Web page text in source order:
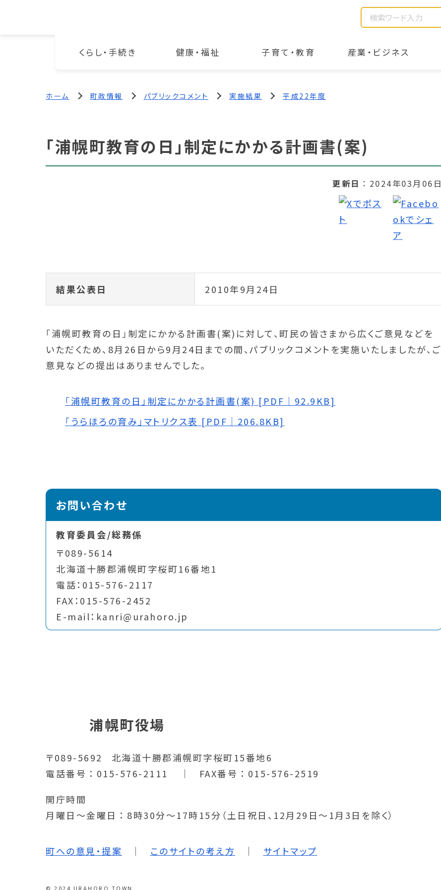
くらし・手続き 健康・福祉 子育て・教育 産業・ビジネス
ホーム 町政情報 パブリックコメント 実施結果 平成22年度
「浦幌町教育の日」制定にかかる計画書(案)
更新日 2024年03月06日
結果公表日 2010年9月24日
「浦幌町教育の日」制定にかかる計画書(案)に対して、町民の皆さまから広くご意見などを
いただくため、8月26日から9月24日までの間、パブリックコメントを実施いたしましたが、ご
意見などの提出はありませんでした。
「浦幌町教育の日」制定にかかる計画書(案) [PDF｜92.9KB]
「うらほろの育み」マトリクス表 [PDF｜206.8KB]
お問い合わせ
教育委員会/総務係
〒089-5614
北海道十勝郡浦幌町字桜町16番地1
電話：015-576-2117
FAX：015-576-2452
E-mail：kanri@urahoro.jp
浦幌町役場
〒089-5692
北海道十勝郡浦幌町字桜町15番地6
電話番号
015-576-2111 FAX番号
015-576-2519
開庁時間
月曜日～金曜日
8時30分～17時15分（土日祝日、12月29日～1月3日を除く）
町への意見・提案 このサイトの考え方 サイトマップ
© 2024 URAHORO TOWN